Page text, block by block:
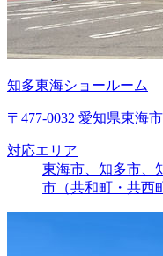
知多東海ショールーム
〒477-0032 愛知県東海
対応エリア
東海市、知多市、
市（共和町・共西